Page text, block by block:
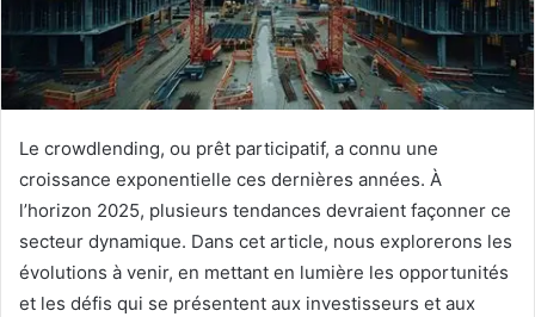
Le crowdlending, ou prêt participatif, a connu une
croissance exponentielle ces dernières années. À
l’horizon 2025, plusieurs tendances devraient façonner ce
secteur dynamique. Dans cet article, nous explorerons les
évolutions à venir, en mettant en lumière les opportunités
et les défis qui se présentent aux investisseurs et aux